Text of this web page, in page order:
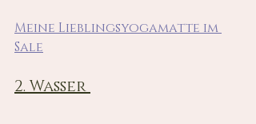
Meine Lieblingsyogamatte im
Sale
2. Wasser